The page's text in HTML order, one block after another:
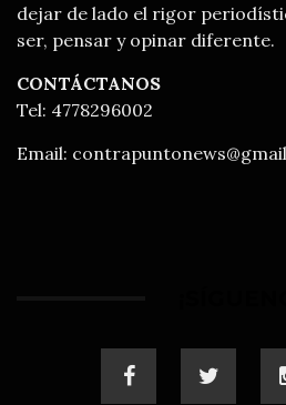
dejar de lado el rigor
ser, pensar y opinar diferente.
CONTÁCTANOS
Tel: 4778296002
Email: